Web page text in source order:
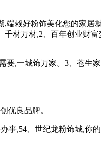
赖好粉饰美化您的家居
材万材,2、百年创业财
,一城饰万家。3、苍生
优良品牌。
,54、世纪龙粉饰城,你